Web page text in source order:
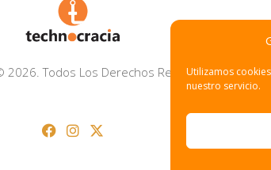
Utilizamos
nuestro servicio.
2026. Todos Los Derechos Reservados.